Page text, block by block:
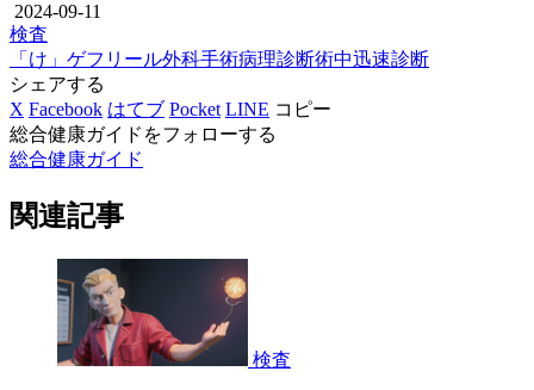
2024-09-11
検査
「け」 ゲフリール外科手術病理診断術中迅速診断
シェアする
X Facebook はてブ Pocket LINE コピー
総合健康ガイドをフォローする
総合健康ガイド
関連記事
検査